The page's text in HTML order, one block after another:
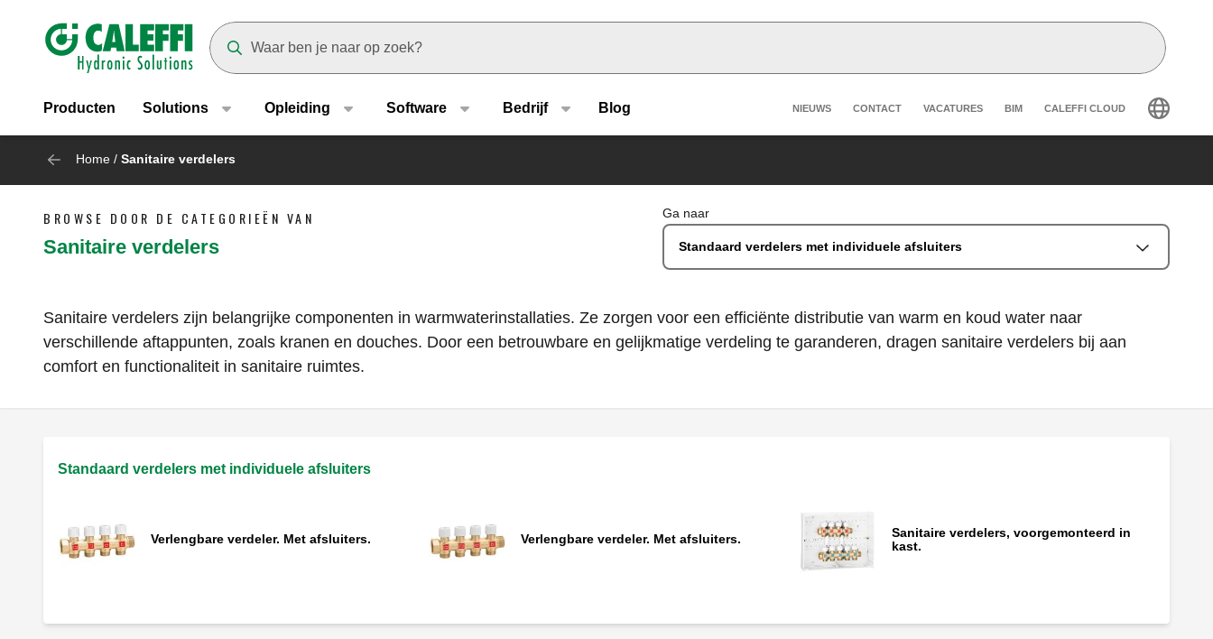
Header main navigation
Producten Solutions Opleiding Software Bedrijf Blog Header secondary navigation
NIEUWS CONTACT VACATURES BIM CALEFFI CLOUD
Home / Sanitaire verdelers
BROWSE DOOR DE CATEGORIEËN VAN
Sanitaire verdelers
Ga naar
Standaard verdelers met individuele afsluiters
Sanitaire verdelers zijn belangrijke componenten in warmwaterinstallaties. Ze zorgen voor een efficiënte distributie van warm en koud water naar
verschillende aftappunten, zoals kranen en douches. Door een betrouwbare en gelijkmatige verdeling te garanderen, dragen sanitaire verdelers bij aan
comfort en functionaliteit in sanitaire ruimtes.
Standaard verdelers met individuele afsluiters
Verlengbare verdeler. Met afsluiters. Verlengbare verdeler. Met afsluiters.
Sanitaire verdelers, voorgemonteerd in
kast.